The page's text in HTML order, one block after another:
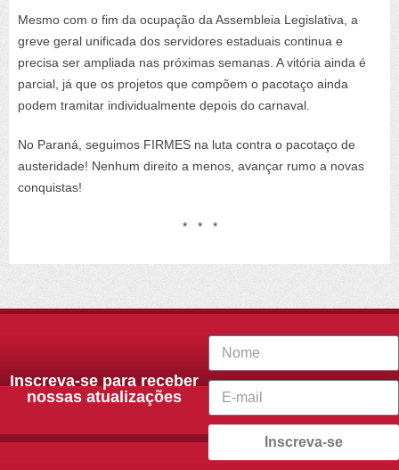
Mesmo com o fim da ocupação da Assembleia Legislativa, a
greve geral unificada dos servidores estaduais continua e
precisa ser ampliada nas próximas semanas. A vitória ainda é
parcial, já que os projetos que compõem o pacotaço ainda
podem tramitar individualmente depois do carnaval.
No Paraná, seguimos FIRMES na luta contra o pacotaço de
austeridade! Nenhum direito a menos, avançar rumo a novas
conquistas!
* * *
Inscreva-se para receber
nossas atualizações
Inscreva-se